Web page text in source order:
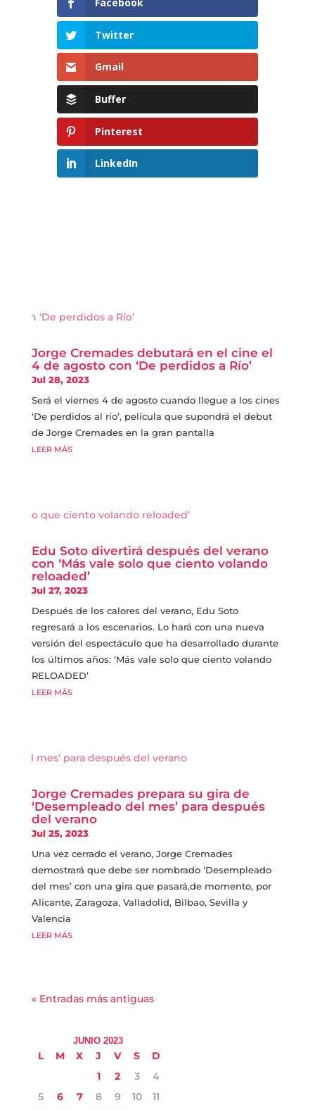
Twitter
Gmail
Buffer
Pinterest
LinkedIn
Jorge Cremades debutará en el cine el
4 de agosto con ‘De perdidos a Río’
Jul 28, 2023
Será el viernes 4 de agosto cuando llegue a los cines
‘De perdidos al río’, película que supondrá el debut
de Jorge Cremades en la gran pantalla
LEER MÁS
Edu Soto divertirá después del verano
con ‘Más vale solo que ciento volando
reloaded’
Jul 27, 2023
Después de los calores del verano, Edu Soto
regresará a los escenarios. Lo hará con una nueva
versión del espectáculo que ha desarrollado durante
los últimos años: ‘Más vale solo que ciento volando
RELOADED’
LEER MÁS
Jorge Cremades prepara su gira de
‘Desempleado del mes’ para después
del verano
Jul 25, 2023
Una vez cerrado el verano, Jorge Cremades
demostrará que debe ser nombrado ‘Desempleado
del mes’ con una gira que pasará,de momento, por
Alicante, Zaragoza, Valladolid, Bilbao, Sevilla y
Valencia
LEER MÁS
« Entradas más antiguas
JUNIO 2023
L M X J V S
D
1
2 3
4
5
6 7 8 9 10
11